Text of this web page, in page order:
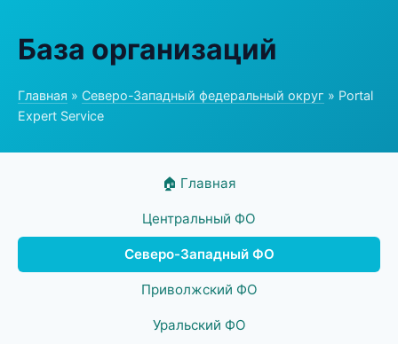
База организаций
Главная » Северо-Западный федеральный округ » Portal
Expert Service
🏠 Главная
Центральный ФО
Северо-Западный ФО
Приволжский ФО
Уральский ФО